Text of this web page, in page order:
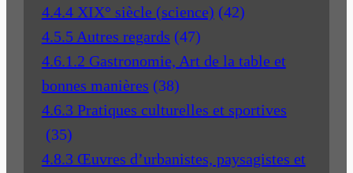
4.4.4 XIX° siècle (science) (42)
4.5.5 Autres regards (47)
4.6.1.2 Gastronomie, Art de la table et
bonnes manières (38)
4.6.3 Pratiques culturelles et sportives
(35)
4.8.3 Œuvres d’urbanistes, paysagistes et